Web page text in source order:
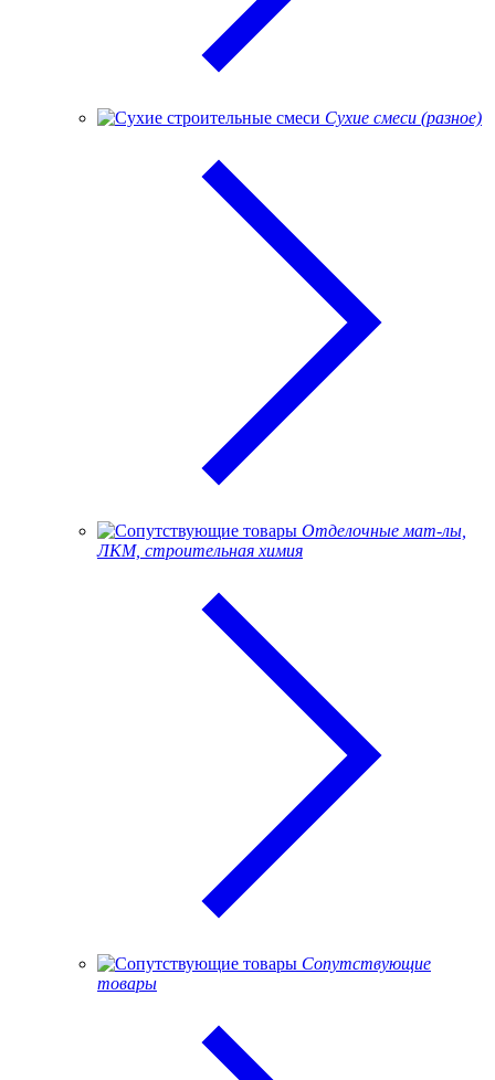
Сухие смеси (разное)
Отделочные мат-лы,
ЛКМ, строительная химия
Сопутствующие
товары